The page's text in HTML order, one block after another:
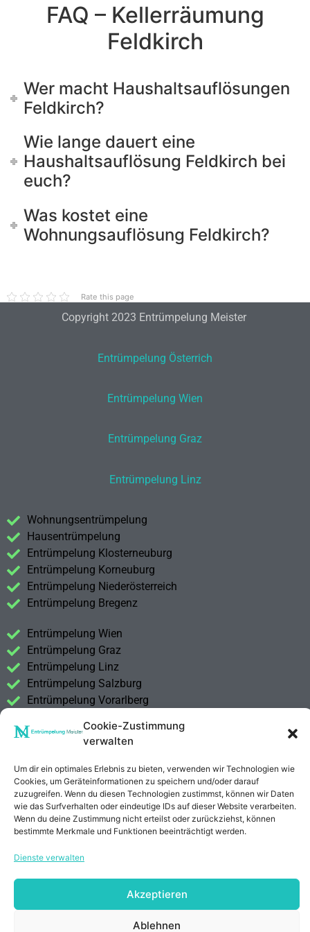
Cookie-Zustimmung
verwalten
Um dir ein optimales Erlebnis zu bieten, verwenden wir Technologien wie
Cookies, um Geräteinformationen zu speichern und/oder darauf
zuzugreifen. Wenn du diesen Technologien zustimmst, können wir Daten
wie das Surfverhalten oder eindeutige IDs auf dieser Website verarbeiten.
Wenn du deine Zustimmung nicht erteilst oder zurückziehst, können
bestimmte Merkmale und Funktionen beeinträchtigt werden.
Dienste verwalten
Akzeptieren
Ablehnen
FAQ – Kellerräumung
Feldkirch
Wer macht Haushaltsauflösungen
Feldkirch?
Wie lange dauert eine
Haushaltsauflösung Feldkirch bei
euch?
Was kostet eine
Wohnungsauflösung Feldkirch?
Rate this page
Copyright 2023 Entrümpelung Meister
Entrümpelung Österrich
Entrümpelung Wien
Entrümpelung Graz
Entrümpelung Linz
Wohnungsentrümpelung
Hausentrümpelung
Entrümpelung Klosterneuburg
Entrümpelung Korneuburg
Entrümpelung Niederösterreich
Entrümpelung Bregenz
Entrümpelung Wien
Entrümpelung Graz
Entrümpelung Linz
Entrümpelung Salzburg
Entrümpelung Vorarlberg
Impressum
Datenschutzerklärung
Anrufen E-Mail